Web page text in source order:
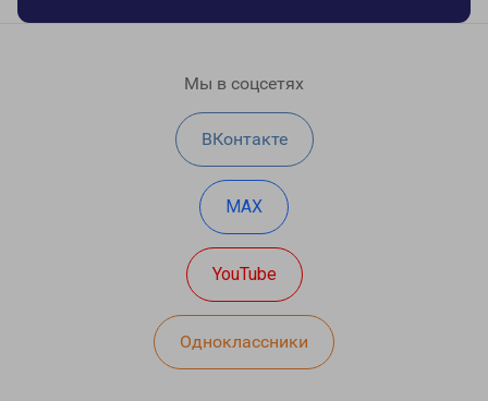
Мы в соцсетях
ВКонтакте
MAX
YouTube
Одноклассники